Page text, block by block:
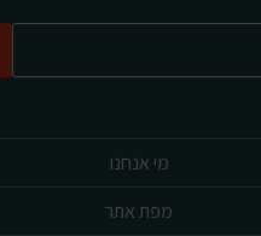
מי אנחנו
מפת אתר